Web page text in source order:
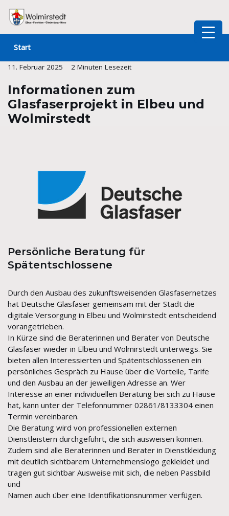
Zum
springen
Start
11. Februar 2025 2 Minuten Lesezeit
Informationen zum
Glasfaserprojekt in Elbeu und
Wolmirstedt
Persönliche Beratung für
Spätentschlossene
Durch den Ausbau des zukunftsweisenden Glasfasernetzes
hat Deutsche Glasfaser gemeinsam mit der Stadt die
digitale Versorgung in Elbeu und Wolmirstedt entscheidend
vorangetrieben.
In Kürze sind die Beraterinnen und Berater von Deutsche
Glasfaser wieder in Elbeu und Wolmirstedt unterwegs. Sie
bieten allen Interessierten und Spätentschlossenen ein
persönliches Gespräch zu Hause über die Vorteile, Tarife
und den Ausbau an der jeweiligen Adresse an. Wer
Interesse an einer individuellen Beratung bei sich zu Hause
hat, kann unter der Telefonnummer 02861/8133304 einen
Termin vereinbaren.
Die Beratung wird von professionellen externen
Dienstleistern durchgeführt, die sich ausweisen können.
Zudem sind alle Beraterinnen und Berater in Dienstkleidung
mit deutlich sichtbarem Unternehmenslogo gekleidet und
tragen gut sichtbar Ausweise mit sich, die neben Passbild
und
Namen auch über eine Identifikationsnummer verfügen.